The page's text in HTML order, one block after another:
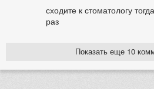
сходите к стоматологу
раз
Показать еще 10